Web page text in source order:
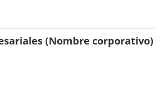
(Nombre corporativo)